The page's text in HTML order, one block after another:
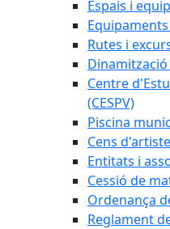
Espais i
Rutes i
Centre
(CESPV)
Piscina
Cens
Entitats i
Cessió de
Ordenança
Reglament